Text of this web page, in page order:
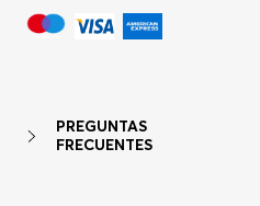
PREGUNTAS
FRECUENTES